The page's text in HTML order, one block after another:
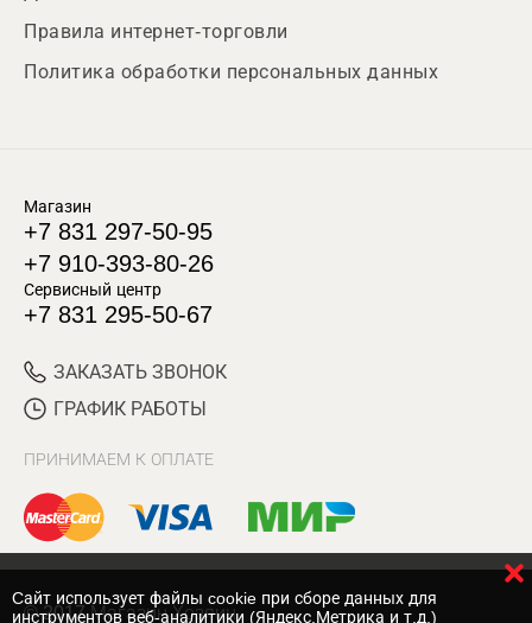
Правила интернет-торговли
Политика обработки персональных данных
Магазин
+7 831 297-50-95
+7 910-393-80-26
Сервисный центр
+7 831 295-50-67
ЗАКАЗАТЬ ЗВОНОК
ГРАФИК РАБОТЫ
ПРИНИМАЕМ К ОПЛАТЕ
© 2017 Магазин Хозяин
Cайт использует файлы cookie при сборе данных для
инструментов веб-аналитики (Яндекс.Метрика и т.д.)